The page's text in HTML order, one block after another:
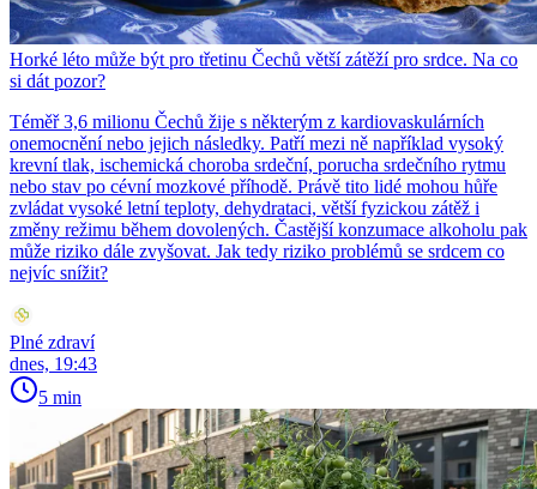
Horké léto může být pro třetinu Čechů větší zátěží pro srdce. Na co
si dát pozor?
Téměř 3,6 milionu Čechů žije s některým z kardiovaskulárních
onemocnění nebo jejich následky. Patří mezi ně například vysoký
krevní tlak, ischemická choroba srdeční, porucha srdečního rytmu
nebo stav po cévní mozkové příhodě. Právě tito lidé mohou hůře
zvládat vysoké letní teploty, dehydrataci, větší fyzickou zátěž i
změny režimu během dovolených. Častější konzumace alkoholu pak
může riziko dále zvyšovat. Jak tedy riziko problémů se srdcem co
nejvíc snížit?
Plné zdraví
dnes, 19:43
5 min